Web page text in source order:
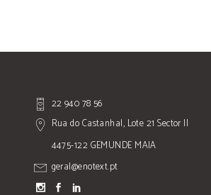
22 940 78 56
Rua do Castanhal, Lote 21 Sector II
4475-122 GEMUNDE MAIA
geral@enotext.pt